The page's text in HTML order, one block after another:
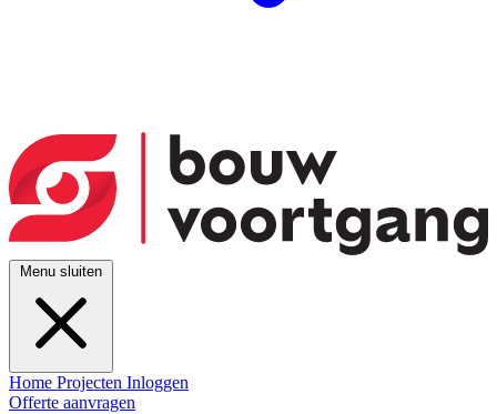
Menu sluiten
Home Projecten Inloggen
Offerte aanvragen